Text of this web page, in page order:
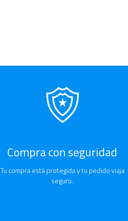
Compra con seguridad
Tu compra está protegida y tu pedido viaja
seguro.